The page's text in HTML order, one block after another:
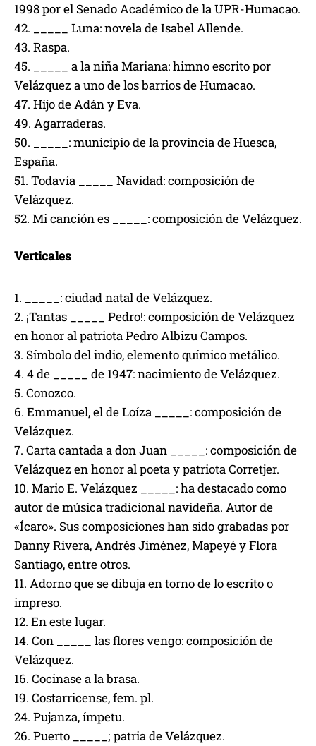
1998 por el Senado Académico de la UPR-Humacao.
42. _____ Luna: novela de Isabel Allende.
43. Raspa.
45. _____ a la niña Mariana: himno escrito por
Velázquez a uno de los barrios de Humacao.
47. Hijo de Adán y Eva.
49. Agarraderas.
50. _____: municipio de la provincia de Huesca‎,
España.
51. Todavía _____ Navidad: composición de
Velázquez.
52. Mi canción es _____: composición de Velázquez.
Verticales
1. _____: ciudad natal de Velázquez.
2. ¡Tantas _____ Pedro!: composición de Velázquez
en honor al patriota Pedro Albizu Campos.
3. Símbolo del indio, elemento químico metálico.
4. 4 de _____ de 1947: nacimiento de Velázquez.
5. Conozco.
6. Emmanuel, el de Loíza _____: composición de
Velázquez.
7. Carta cantada a don Juan _____: composición de
Velázquez en honor al poeta y patriota Corretjer.
10. Mario E. Velázquez _____: ha destacado como
autor de música tradicional navideña. Autor de
«Ícaro». Sus composiciones han sido grabadas por
Danny Rivera, Andrés Jiménez, Mapeyé y Flora
Santiago, entre otros.
11. Adorno que se dibuja en torno de lo escrito o
impreso.
12. En este lugar.
14. Con _____ las flores vengo: composición de
Velázquez.
16. Cocinase a la brasa.
19. Costarricense, fem. pl.
24. Pujanza, ímpetu.
26. Puerto _____; patria de Velázquez.